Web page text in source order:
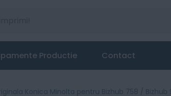
Productie Contact
Konica Minolta pentru Bizhub 758 / Bizhub